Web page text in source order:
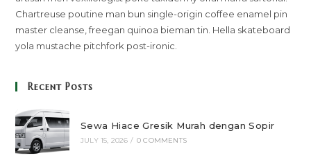
Chartreuse poutine man bun single-origin coffee enamel pin
master cleanse, freegan quinoa bieman tin. Hella skateboard
yola mustache pitchfork post-ironic.
Recent Posts
Sewa Hiace Gresik Murah dengan Sopir
JULY 15, 2026 / 0 COMMENTS